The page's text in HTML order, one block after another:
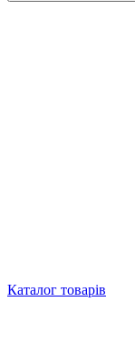
Каталог товарів